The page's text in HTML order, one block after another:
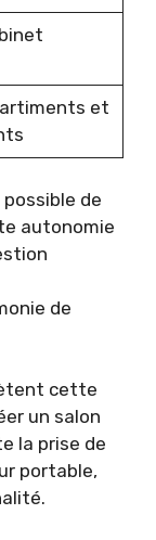
et
de
autonomie
de
cette
un salon
la prise de
portable,